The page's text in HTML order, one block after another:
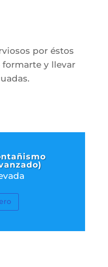
por éstos
y llevar